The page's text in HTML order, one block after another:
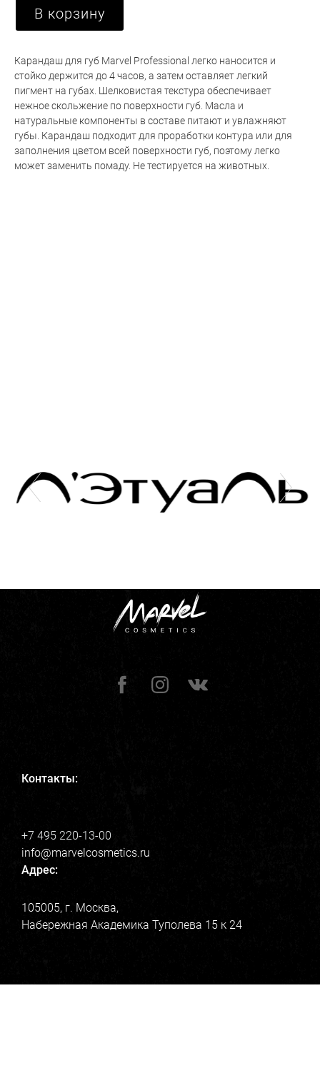
В корзину
Карандаш для губ Marvel Professional легко наносится и
стойко держится до 4 часов, а затем оставляет легкий
пигмент на губах. Шелковистая текстура обеспечивает
нежное скольжение по поверхности губ. Масла и
натуральные компоненты в составе питают и увлажняют
губы. Карандаш подходит для проработки контура или для
заполнения цветом всей поверхности губ, поэтому легко
может заменить помаду. Не тестируется на животных.
Контакты:
+7 495 220-13-00
info@marvelcosmetics.ru
Адрес:
105005, г. Москва,
Набережная Академика Туполева 15 к 24